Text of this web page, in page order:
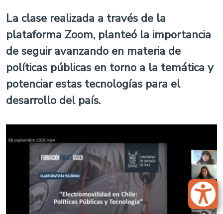
La clase realizada a través de la
plataforma Zoom, planteó la importancia
de seguir avanzando en materia de
políticas públicas en torno a la temática y
potenciar estas tecnologías para el
desarrollo del país.